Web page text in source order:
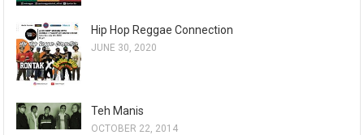
Hip Hop Reggae Connection
JUNE 30, 2020
Teh Manis
OCTOBER 22, 2014